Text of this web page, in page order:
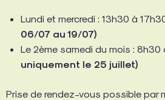
Lundi et mercredi : 13h30 à
06/07 au 19/07)
Le 2ème samedi du mois : 8h30
uniquement le 25 juillet)
Prise de rendez-vous possible par